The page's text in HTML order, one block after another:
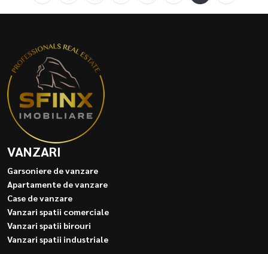
VANZARI
Garsoniere de vanzare
Apartamente de vanzare
Case de vanzare
Vanzari spatii comerciale
Vanzari spatii birouri
Vanzari spatii industriale